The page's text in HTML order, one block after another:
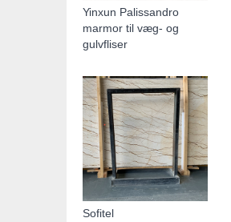
Yinxun Palissandro
marmor til væg- og
gulvfliser
Sofitel